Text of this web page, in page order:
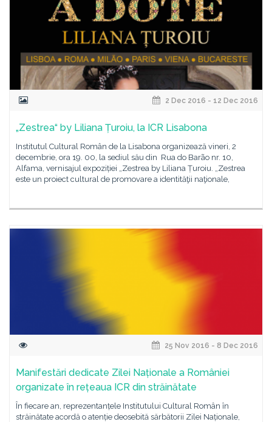
2 Dec 2016 - 12 Dec 2016
„Zestrea“ by Liliana Țuroiu, la ICR Lisabona
Institutul Cultural Român de la Lisabona organizează vineri, 2
decembrie, ora 19. 00, la sediul său din Rua do Barão nr. 10,
Alfama, vernisajul expoziției „Zestrea by Liliana Țuroiu. „Zestrea
este un proiect cultural de promovare a identităţii naţionale,
25 Nov 2016 - 8 Dec 2016
Manifestări dedicate Zilei Naționale a României
organizate în rețeaua ICR din străinătate
În fiecare an, reprezentanțele Institutului Cultural Român în
străinătate acordă o atenție deosebită sărbătorii Zilei Naționale,